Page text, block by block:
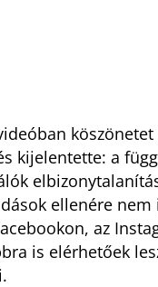
kijelentette: a
ellenére nem
az
is elérhetőek